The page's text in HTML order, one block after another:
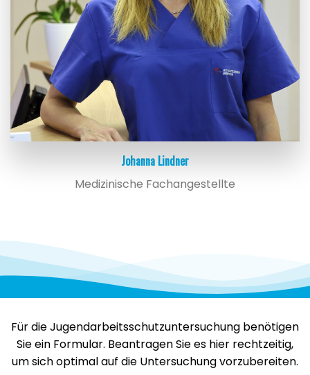
Johanna Lindner
Medizinische Fachangestellte
Für die Jugendarbeitsschutzuntersuchung benötigen
Sie ein Formular. Beantragen Sie es hier rechtzeitig,
um sich optimal auf die Untersuchung vorzubereiten.